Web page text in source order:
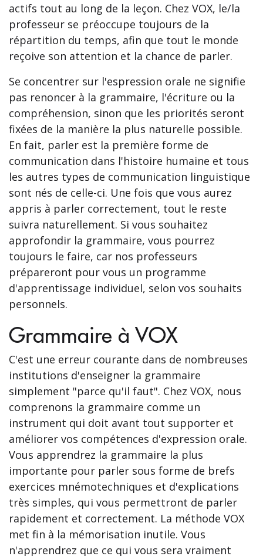
actifs tout au long de la leçon. Chez VOX, le/la
professeur se préoccupe toujours de la
répartition du temps, afin que tout le monde
reçoive son attention et la chance de parler.
Se concentrer sur l'espression orale ne signifie
pas renoncer à la grammaire, l'écriture ou la
compréhension, sinon que les priorités seront
fixées de la manière la plus naturelle possible.
En fait, parler est la première forme de
communication dans l'histoire humaine et tous
les autres types de communication linguistique
sont nés de celle-ci. Une fois que vous aurez
appris à parler correctement, tout le reste
suivra naturellement. Si vous souhaitez
approfondir la grammaire, vous pourrez
toujours le faire, car nos professeurs
prépareront pour vous un programme
d'apprentissage individuel, selon vos souhaits
personnels.
Grammaire à VOX
C'est une erreur courante dans de nombreuses
institutions d'enseigner la grammaire
simplement "parce qu'il faut". Chez VOX, nous
comprenons la grammaire comme un
instrument qui doit avant tout supporter et
améliorer vos compétences d'expression orale.
Vous apprendrez la grammaire la plus
importante pour parler sous forme de brefs
exercices mnémotechniques et d'explications
très simples, qui vous permettront de parler
rapidement et correctement. La méthode VOX
met fin à la mémorisation inutile. Vous
n'apprendrez que ce qui vous sera vraiment